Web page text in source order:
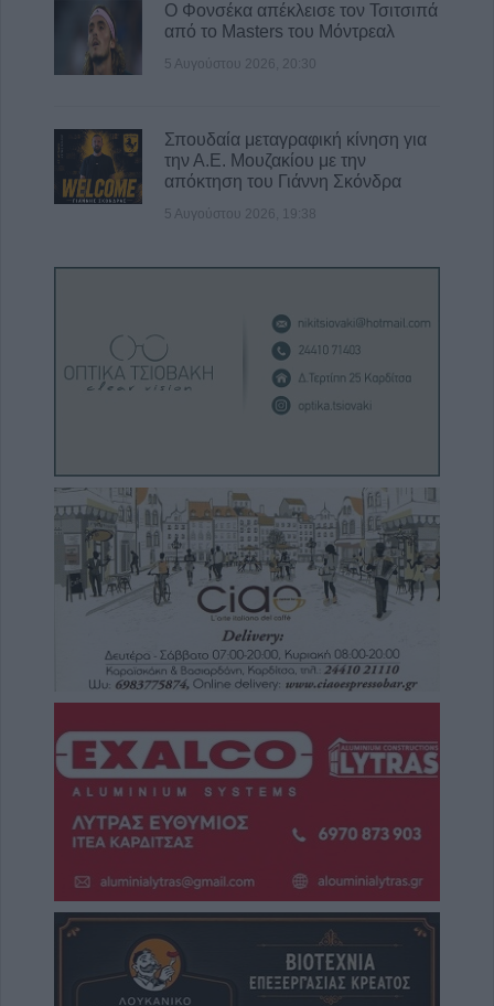
Ο Φονσέκα απέκλεισε τον Τσιτσιπά
από το Masters του Μόντρεαλ
5 Αυγούστου 2026, 20:30
Σπουδαία μεταγραφική κίνηση για
την Α.Ε. Μουζακίου με την
απόκτηση του Γιάννη Σκόνδρα
5 Αυγούστου 2026, 19:38